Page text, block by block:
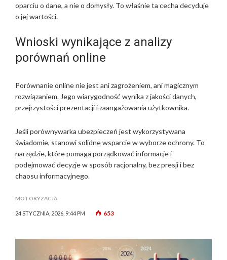
oparciu o dane, a nie o domysły. To właśnie ta cecha decyduje
o jej wartości.
Wnioski wynikające z analizy
porównań online
Porównanie online nie jest ani zagrożeniem, ani magicznym
rozwiązaniem. Jego wiarygodność wynika z jakości danych,
przejrzystości prezentacji i zaangażowania użytkownika.
Jeśli porównywarka ubezpieczeń jest wykorzystywana
świadomie, stanowi solidne wsparcie w wyborze ochrony. To
narzędzie, które pomaga porządkować informacje i
podejmować decyzje w sposób racjonalny, bez presji i bez
chaosu informacyjnego.
MOTORYZACJA
24 STYCZNIA, 2026, 9:44 PM 653